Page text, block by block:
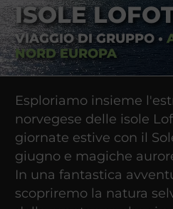
ISOLE
VIAGGIO DI GRUPPO•
NORD EUROPA
Esploriamo insieme
norvegese delle isole
giornate estive con il
giugno e magiche
In una fantastica
scopriremo la natura